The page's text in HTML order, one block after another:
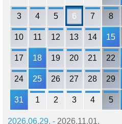
3 4 5 6 7 8
10 11 12 13 14 15
17 18 19 20 21 22
24 25 26 27 28 29
31 1 2 3 4 5
2026.06.29. - 2026.11.01.